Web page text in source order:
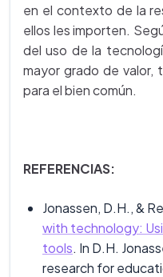
en el contexto de la
ellos les importen.
del uso de la
mayor grado de valor,
para el bien común.
REFERENCIAS:
Jonassen, D.H., &
with technology:
tools. In D.H.
research for